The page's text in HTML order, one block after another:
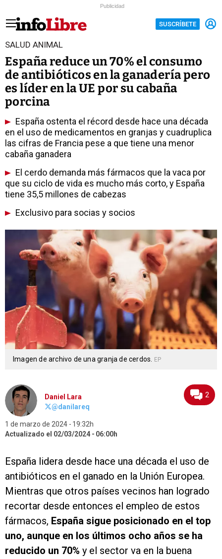
Publicidad
SUSCRÍBETE
SALUD ANIMAL
España reduce un 70% el consumo
de antibióticos en la ganadería pero
es líder en la UE por su cabaña
porcina
España ostenta el récord desde hace una década
en el uso de medicamentos en granjas y cuadruplica
las cifras de Francia pese a que tiene una menor
cabaña ganadera
El cerdo demanda más fármacos que la vaca por
que su ciclo de vida es mucho más corto, y España
tiene 35,5 millones de cabezas
Exclusivo para socias y socios
Imagen de archivo de una granja de cerdos. EP
Daniel Lara
@danilareq
1 de marzo de 2024
19:32h
Actualizado el 02/03/2024
06:00h
2
España lidera desde hace una década el uso de
antibióticos en el ganado en la Unión Europea.
Mientras que otros países vecinos han logrado
recortar desde entonces el empleo de estos
fármacos, España sigue posicionado en el top
uno, aunque en los últimos ocho años se ha
reducido un 70% y el sector va en la buena